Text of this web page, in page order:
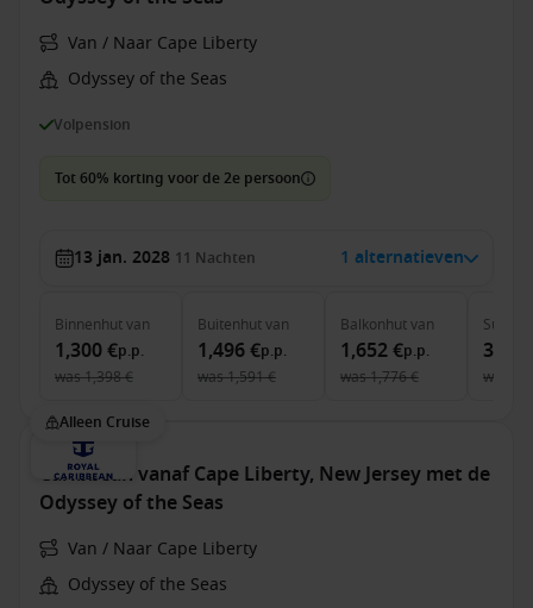
Van / Naar Cape Liberty
Odyssey of the Seas
Volpension
Tot 60% korting voor de 2e persoon
13 jan. 2028 11 Nachten 1 alternatieven
Binnenhutvan
1,300 €p.p.
was1,398 €
Buitenhutvan
1,496 €p.p.
was1,591 €
Balkonhutvan
1,652 €p.p.
was1,776 €
Suite
was
Alleen Cruise
Caribbean vanaf Cape Liberty, New Jersey met de
Odyssey of the Seas
Van / Naar Cape Liberty
Odyssey of the Seas